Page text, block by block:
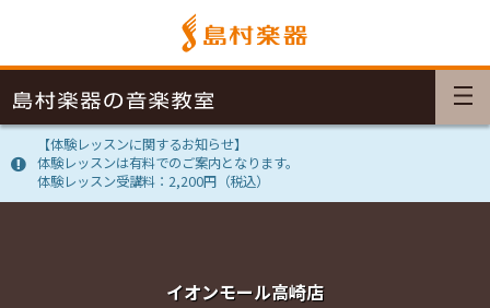
【体験レッスンに関するお知らせ】
体験レッスンは有料でのご案内となります。
体験レッスン受講料：2,200円（税込）
イオンモール高崎店